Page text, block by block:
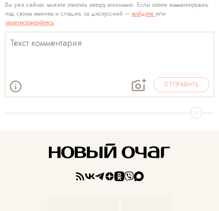
Вы уже сейчас можете ответить автору анонимно. Если хотите комментировать
под своим именем и следить за дискуссией — войдите или
зарегистрируйтесь
ОТПРАВИТЬ